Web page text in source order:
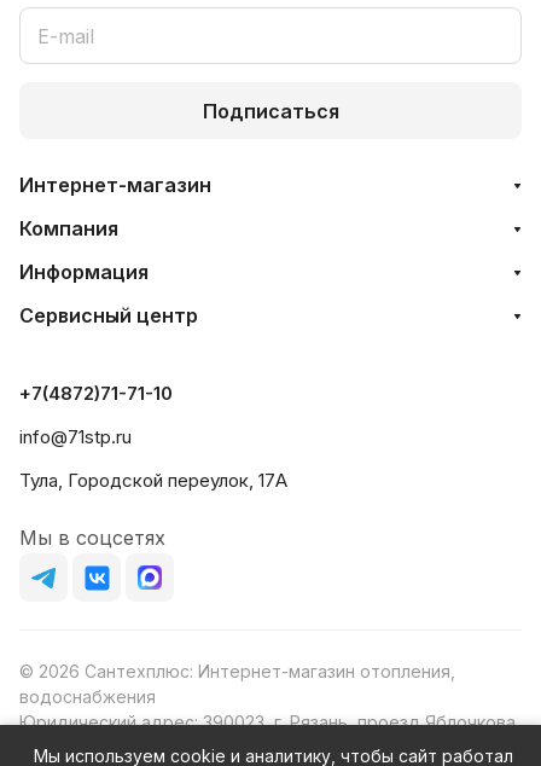
Подписаться
Интернет-магазин
Компания
Информация
Сервисный центр
+7(4872)71-71-10
info@71stp.ru
Тула, Городской переулок, 17А
Мы в соцсетях
© 2026 Сантехплюс: Интернет-магазин отопления,
водоснабжения
Юридический адрес: 390023, г. Рязань, проезд Яблочкова,
д.8Ж
Мы используем cookie и аналитику, чтобы сайт работал